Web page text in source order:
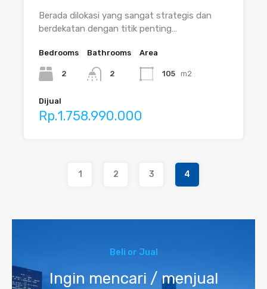
Berada dilokasi yang sangat strategis dan
berdekatan dengan titik penting…
Bedrooms
2
Bathrooms
2
Area
105 m2
Dijual
Rp.1.758.990.000
1 2 3 4
Beli or Jual
Ingin mencari / menjual